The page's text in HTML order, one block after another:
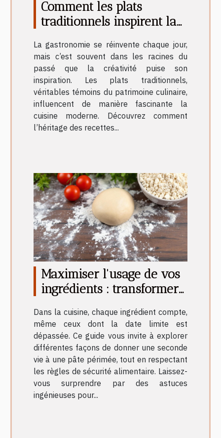
Comment les plats
traditionnels inspirent la
La gastronomie se réinvente chaque jour,
mais c’est souvent dans les racines du
passé que la créativité puise son
inspiration. Les plats traditionnels,
véritables témoins du patrimoine culinaire,
influencent de manière fascinante la
cuisine moderne. Découvrez comment
l’héritage des recettes...
Maximiser l'usage de vos
ingrédients : transformer
Dans la cuisine, chaque ingrédient compte,
même ceux dont la date limite est
dépassée. Ce guide vous invite à explorer
différentes façons de donner une seconde
vie à une pâte périmée, tout en respectant
les règles de sécurité alimentaire. Laissez-
vous surprendre par des astuces
ingénieuses pour...